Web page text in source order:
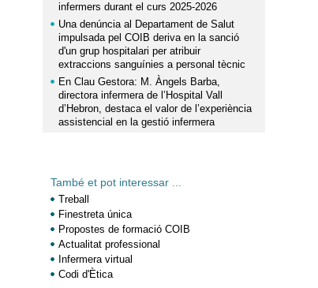
infermers durant el curs 2025-2026
Una denúncia al Departament de Salut
impulsada pel COIB deriva en la sanció
d'un grup hospitalari per atribuir
extraccions sanguínies a personal tècnic
En Clau Gestora: M. Àngels Barba,
directora infermera de l’Hospital Vall
d’Hebron, destaca el valor de l’experiència
assistencial en la gestió infermera
També et pot interessar ...
Treball
Finestreta única
Propostes de formació COIB
Actualitat professional
Infermera virtual
Codi d'Ètica